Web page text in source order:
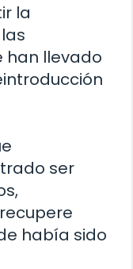
la
han llevado
ser
había sido